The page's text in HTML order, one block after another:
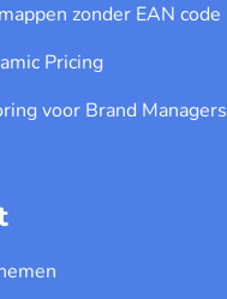
zonder EAN code
Pricing
voor Brand Managers